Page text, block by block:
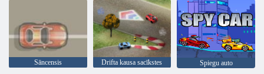
Sāncensis Drifta kausa sacīkstes
Spiegu auto